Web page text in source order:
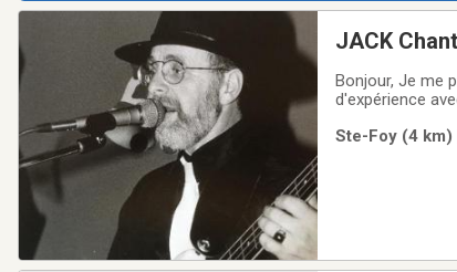
JACK
Bonjour, Je me
d'expérience
pourrions
Ste-Foy (4